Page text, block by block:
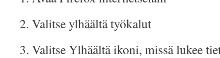
2. Valitse ylhäältä työkalut
3. Valitse Ylhäältä ikoni, missä lukee